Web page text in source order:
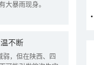
大暴雨现身。
不断
弱，但在陕西、四